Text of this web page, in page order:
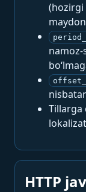
(hozirgi
namoz-
Tillarga
HTTP